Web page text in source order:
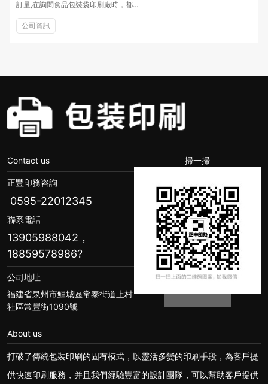
訂量,在詢問食品包裝袋印刷廠時，都...
公司資訊
Contact us
正豐印務咨詢
0595-22012345
聯系電話
13905988042，
18859578986?
公司地址
福建省泉州市鯉城區常泰街道上村
社區常豐街1090號
掃一掃
About us
打破了傳統包裝印刷的固有模式，以靈活多變的印刷手段，為客戶提
供快速印刷服務，并且我們經驗豐富的設計團隊，可以幫助客戶提供